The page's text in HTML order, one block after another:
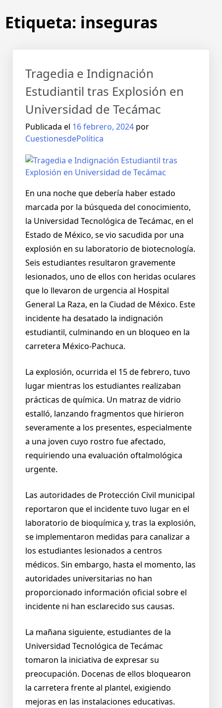
Etiqueta: inseguras
Tragedia e Indignación
Estudiantil tras Explosión en
Universidad de Tecámac
Publicada el 16 febrero, 2024 por
CuestionesdePolítica
En una noche que debería haber estado
marcada por la búsqueda del conocimiento,
la Universidad Tecnológica de Tecámac, en el
Estado de México, se vio sacudida por una
explosión en su laboratorio de biotecnología.
Seis estudiantes resultaron gravemente
lesionados, uno de ellos con heridas oculares
que lo llevaron de urgencia al Hospital
General La Raza, en la Ciudad de México. Este
incidente ha desatado la indignación
estudiantil, culminando en un bloqueo en la
carretera México-Pachuca.
La explosión, ocurrida el 15 de febrero, tuvo
lugar mientras los estudiantes realizaban
prácticas de química. Un matraz de vidrio
estalló, lanzando fragmentos que hirieron
severamente a los presentes, especialmente
a una joven cuyo rostro fue afectado,
requiriendo una evaluación oftalmológica
urgente.
Las autoridades de Protección Civil municipal
reportaron que el incidente tuvo lugar en el
laboratorio de bioquímica y, tras la explosión,
se implementaron medidas para canalizar a
los estudiantes lesionados a centros
médicos. Sin embargo, hasta el momento, las
autoridades universitarias no han
proporcionado información oficial sobre el
incidente ni han esclarecido sus causas.
La mañana siguiente, estudiantes de la
Universidad Tecnológica de Tecámac
tomaron la iniciativa de expresar su
preocupación. Docenas de ellos bloquearon
la carretera frente al plantel, exigiendo
mejoras en las instalaciones educativas.